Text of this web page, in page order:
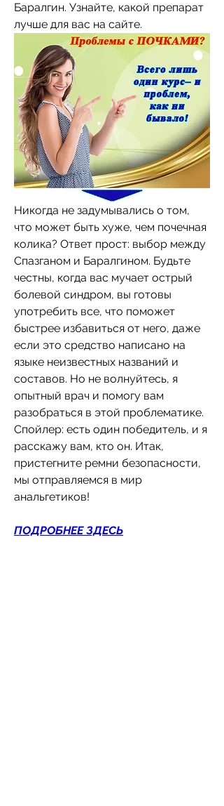
Баралгин. Узнайте, какой препарат
лучше для вас на сайте.
Никогда не задумывались о том,
что может быть хуже, чем почечная
колика? Ответ прост: выбор между
Спазганом и Баралгином. Будьте
честны, когда вас мучает острый
болевой синдром, вы готовы
употребить все, что поможет
быстрее избавиться от него, даже
если это средство написано на
языке неизвестных названий и
составов. Но не волнуйтесь, я
опытный врач и помогу вам
разобраться в этой проблематике.
Спойлер: есть один победитель, и я
расскажу вам, кто он. Итак,
пристегните ремни безопасности,
мы отправляемся в мир
анальгетиков!
ПОДРОБНЕЕ ЗДЕСЬ